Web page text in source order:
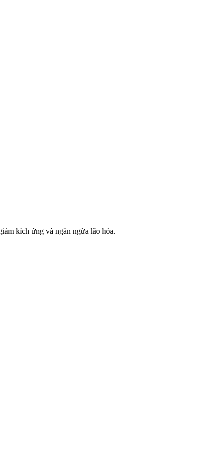
kích ứng và ngăn ngừa lão hóa.